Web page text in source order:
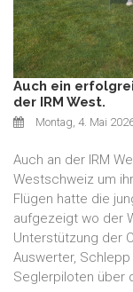
Auch ein
der IRM West.
Montag, 4. Mai
Auch an der IRM
Westschweiz um
Flügen hatte die
aufgezeigt wo der
Unterstützung der
Auswerter,
Seglerpiloten über